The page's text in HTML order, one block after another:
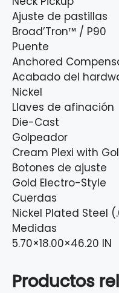
Ajuste de pastillas
Broad’Tron™ / P90
Puente
Anchored
Acabado del
Nickel
Llaves de afinación
Die-Cast
Golpeador
Cream Plexi with
Botones de ajuste
Gold Electro-Style
Cuerdas
Nickel Plated Steel
Medidas
5.70×18.00×46.20 IN
Productos